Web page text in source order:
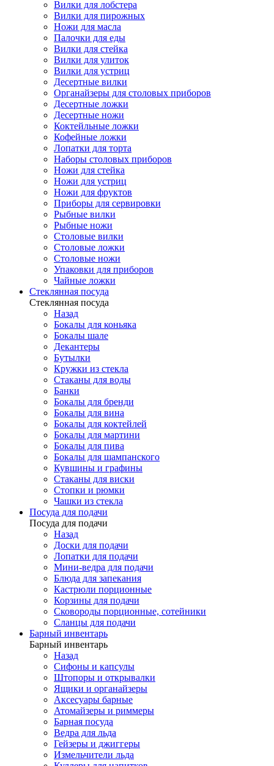
Вилки для лобстера
Вилки для пирожных
Ножи для масла
Палочки для еды
Вилки для стейка
Вилки для улиток
Вилки для устриц
Десертные вилки
Органайзеры для столовых приборов
Десертные ложки
Десертные ножи
Коктейльные ложки
Кофейные ложки
Лопатки для торта
Наборы столовых приборов
Ножи для стейка
Ножи для устриц
Ножи для фруктов
Приборы для сервировки
Рыбные вилки
Рыбные ножи
Столовые вилки
Столовые ложки
Столовые ножи
Упаковки для приборов
Чайные ложки
Стеклянная посуда
Стеклянная посуда
Назад
Бокалы для коньяка
Бокалы шале
Декантеры
Бутылки
Кружки из стекла
Стаканы для воды
Банки
Бокалы для бренди
Бокалы для вина
Бокалы для коктейлей
Бокалы для мартини
Бокалы для пива
Бокалы для шампанского
Кувшины и графины
Стаканы для виски
Стопки и рюмки
Чашки из стекла
Посуда для подачи
Посуда для подачи
Назад
Доски для подачи
Лопатки для подачи
Мини-ведра для подачи
Блюда для запекания
Кастрюли порционные
Корзины для подачи
Сковороды порционные, сотейники
Сланцы для подачи
Барный инвентарь
Барный инвентарь
Назад
Сифоны и капсулы
Штопоры и открывалки
Ящики и органайзеры
Аксесуары барные
Атомайзеры и риммеры
Барная посуда
Ведра для льда
Гейзеры и джиггеры
Измельчители льда